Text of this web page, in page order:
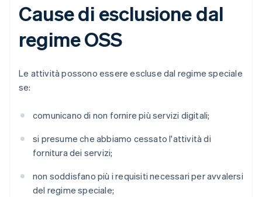
Cause di esclusione dal
regime OSS
Le attività possono essere escluse dal regime speciale
se:
comunicano di non fornire più servizi digitali;
si presume che abbiamo cessato l'attività di
fornitura dei servizi;
non soddisfano più i requisiti necessari per avvalersi
del regime speciale;